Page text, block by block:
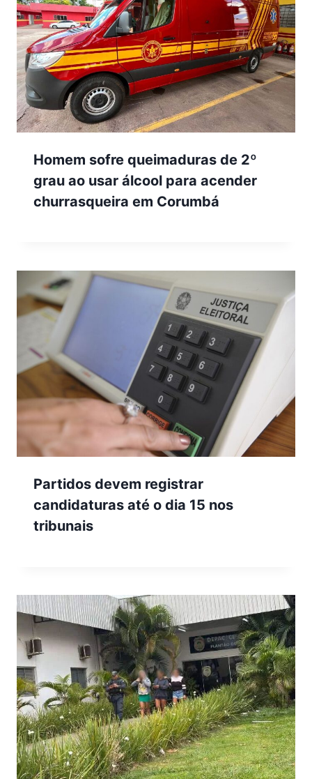
Homem sofre queimaduras de 2º
grau ao usar álcool para acender
churrasqueira em Corumbá
Partidos devem registrar
candidaturas até o dia 15 nos
tribunais